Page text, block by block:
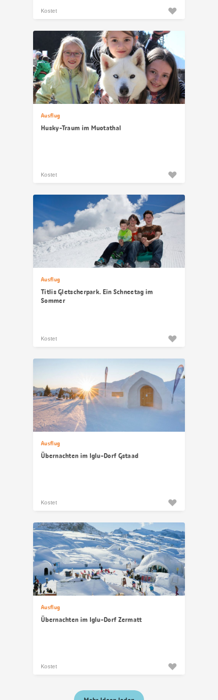
Kostet
Ausflug
Husky-Traum im Muotathal
Kostet
Ausflug
Titlis Gletscherpark. Ein Schneetag im
Sommer
Kostet
Ausflug
Übernachten im Iglu-Dorf Gstaad
Kostet
Ausflug
Übernachten im Iglu-Dorf Zermatt
Kostet